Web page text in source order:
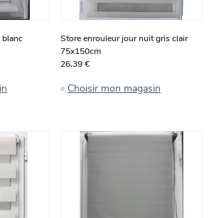
Store enrouleur jour nuit gris clair
75x150cm
26,39 €
Choisir mon magasin